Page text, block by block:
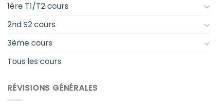
1ère T1/T2 cours
2nd S2 cours
3ème cours
Tous les cours
RÉVISIONS GÉNÉRALES